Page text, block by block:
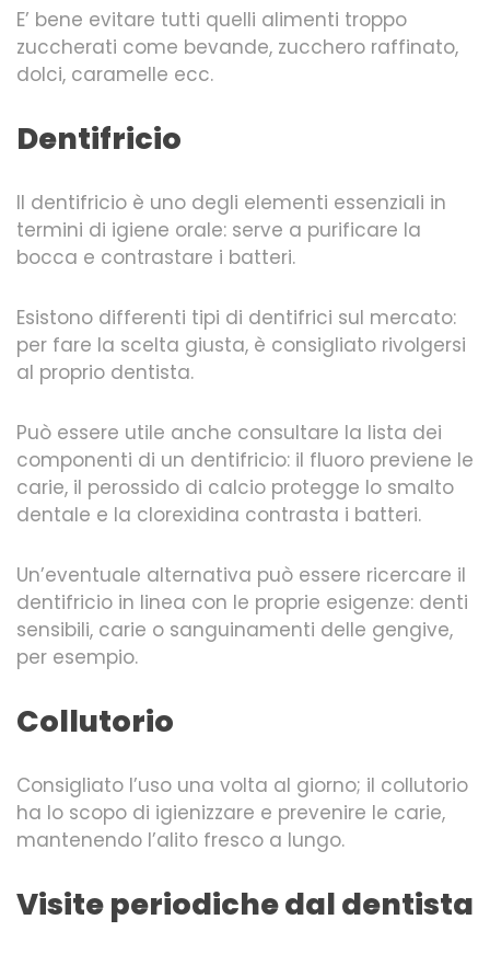
E’ bene evitare tutti quelli alimenti troppo
zuccherati come bevande, zucchero raffinato,
dolci, caramelle ecc.
Dentifricio
Il dentifricio è uno degli elementi essenziali in
termini di igiene orale: serve a purificare la
bocca e contrastare i batteri.
Esistono differenti tipi di dentifrici sul mercato:
per fare la scelta giusta, è consigliato rivolgersi
al proprio dentista.
Può essere utile anche consultare la lista dei
componenti di un dentifricio: il fluoro previene le
carie, il perossido di calcio protegge lo smalto
dentale e la clorexidina contrasta i batteri.
Un’eventuale alternativa può essere ricercare il
dentifricio in linea con le proprie esigenze: denti
sensibili, carie o sanguinamenti delle gengive,
per esempio.
Collutorio
Consigliato l’uso una volta al giorno; il collutorio
ha lo scopo di igienizzare e prevenire le carie,
mantenendo l’alito fresco a lungo.
Visite periodiche dal dentista